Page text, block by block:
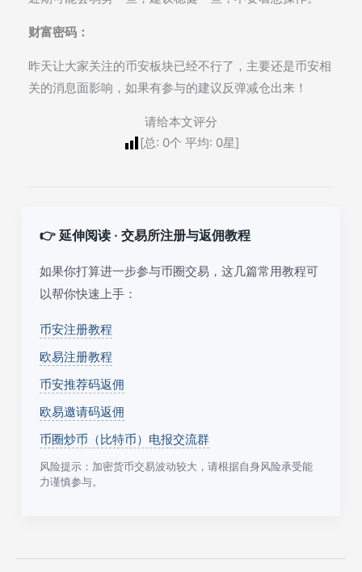
财富密码：
昨天让大家关注的币安板块已经不行了，主要还是币安相
关的消息面影响，如果有参与的建议反弹减仓出来！
请给本文评分
[总: 0个 平均: 0星]
👉 延伸阅读 · 交易所注册与返佣教程
如果你打算进一步参与币圈交易，这几篇常用教程可
以帮你快速上手：
币安注册教程
欧易注册教程
币安推荐码返佣
欧易邀请码返佣
币圈炒币（比特币）电报交流群
风险提示：加密货币交易波动较大，请根据自身风险承受能
力谨慎参与。